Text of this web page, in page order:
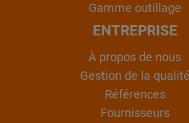
Gamme outillage
ENTREPRISE
À propos de nous
Gestion de la qualité
Références
Fournisseurs